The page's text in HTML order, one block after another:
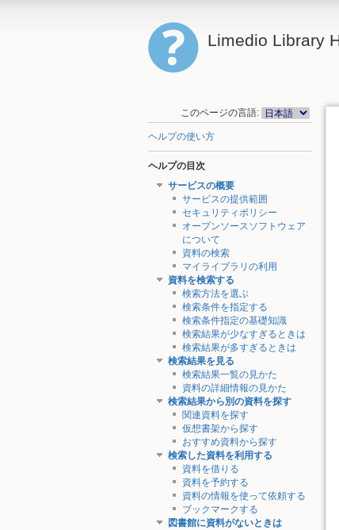
Limedio Library
このページの言語:
ヘルプの使い方
ヘルプの目次
サービスの概要
サービスの提供範囲
セキュリティポリシー
オープンソースソフトウェア
について
資料の検索
マイライブラリの利用
資料を検索する
検索方法を選ぶ
検索条件を指定する
検索条件指定の基礎知識
検索結果が少なすぎるときは
検索結果が多すぎるときは
検索結果を見る
検索結果一覧の見かた
資料の詳細情報の見かた
検索結果から別の資料を探す
関連資料を探す
仮想書架から探す
おすすめ資料から探す
検索した資料を利用する
資料を借りる
資料を予約する
資料の情報を使って依頼する
ブックマークする
図書館に資料がないときは